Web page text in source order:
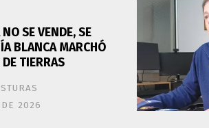
SE VENDE, SE
BLANCA MARCHÓ
TIERRAS
2026